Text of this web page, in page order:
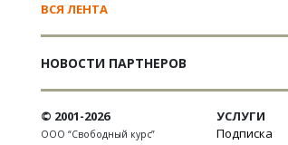
ВСЯ ЛЕНТА
НОВОСТИ ПАРТНЕРОВ
© 2001-2026
ООО “Свободный курс”
УСЛУГИ
Подписка